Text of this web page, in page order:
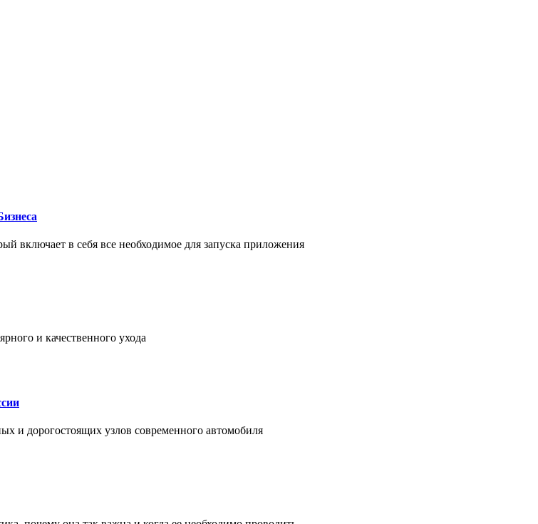
включает в себя все необходимое для запуска приложения
и качественного ухода
и дорогостоящих узлов современного автомобиля